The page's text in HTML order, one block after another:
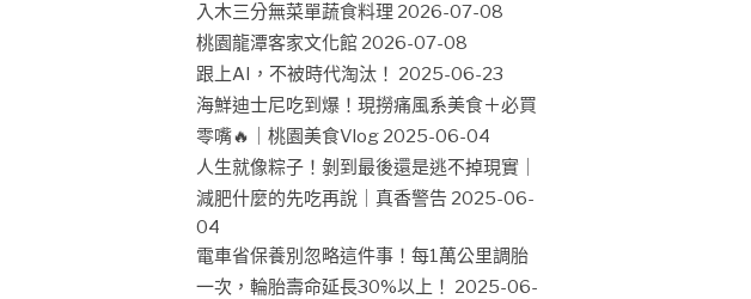
入木三分無菜單蔬食料理 2026-07-08
桃園龍潭客家文化館 2026-07-08
跟上AI，不被時代淘汰！ 2025-06-23
海鮮迪士尼吃到爆！現撈痛風系美食＋必買
零嘴🔥｜桃園美食Vlog 2025-06-04
人生就像粽子！剝到最後還是逃不掉現實｜
減肥什麼的先吃再說｜真香警告 2025-06-
04
電車省保養別忽略這件事！每1萬公里調胎
一次，輪胎壽命延長30%以上！ 2025-06-